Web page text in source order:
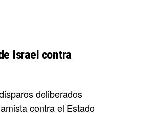
Israel contra
deliberados
contra el Estado